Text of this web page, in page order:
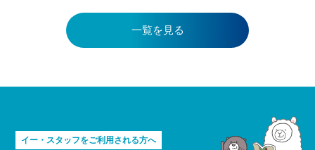
一覧を見る
イー・スタッフをご利用される方へ